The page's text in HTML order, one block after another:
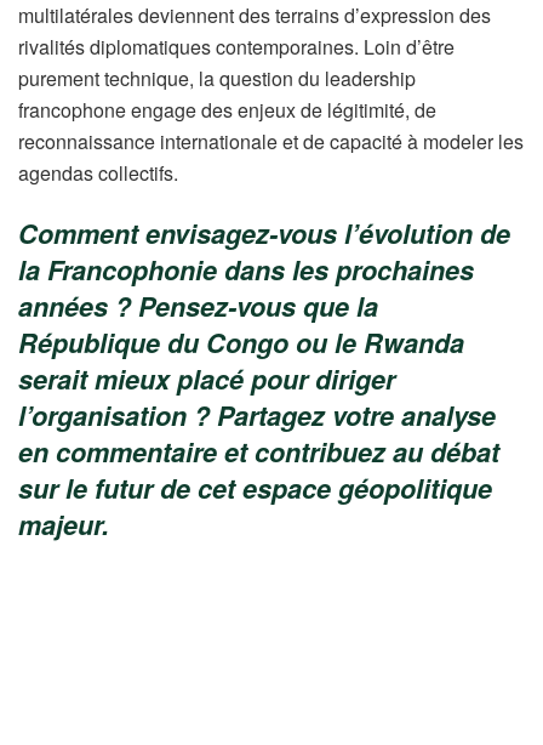
multilatérales deviennent des terrains d’expression des
rivalités diplomatiques contemporaines. Loin d’être
purement technique, la question du leadership
francophone engage des enjeux de légitimité, de
reconnaissance internationale et de capacité à modeler les
agendas collectifs.
Comment envisagez-vous l’évolution de
la Francophonie dans les prochaines
années ? Pensez-vous que la
République du Congo ou le Rwanda
serait mieux placé pour diriger
l’organisation ? Partagez votre analyse
en commentaire et contribuez au débat
sur le futur de cet espace géopolitique
majeur.